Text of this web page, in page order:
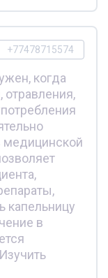
+77478715574
когда
отравления,
медицинской
капельницу
в